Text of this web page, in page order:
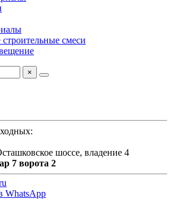
смеси
×
шоссе, владение 4
7 ворота 2
WhatsApp